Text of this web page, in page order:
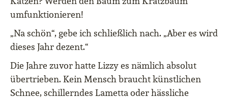
umfunktionieren!
„Na schön“, gebe ich schließlich nach. „Aber es wird
dieses Jahr dezent.“
Die Jahre zuvor hatte Lizzy es nämlich absolut
übertrieben. Kein Mensch braucht künstlichen
Schnee, schillerndes Lametta oder hässliche